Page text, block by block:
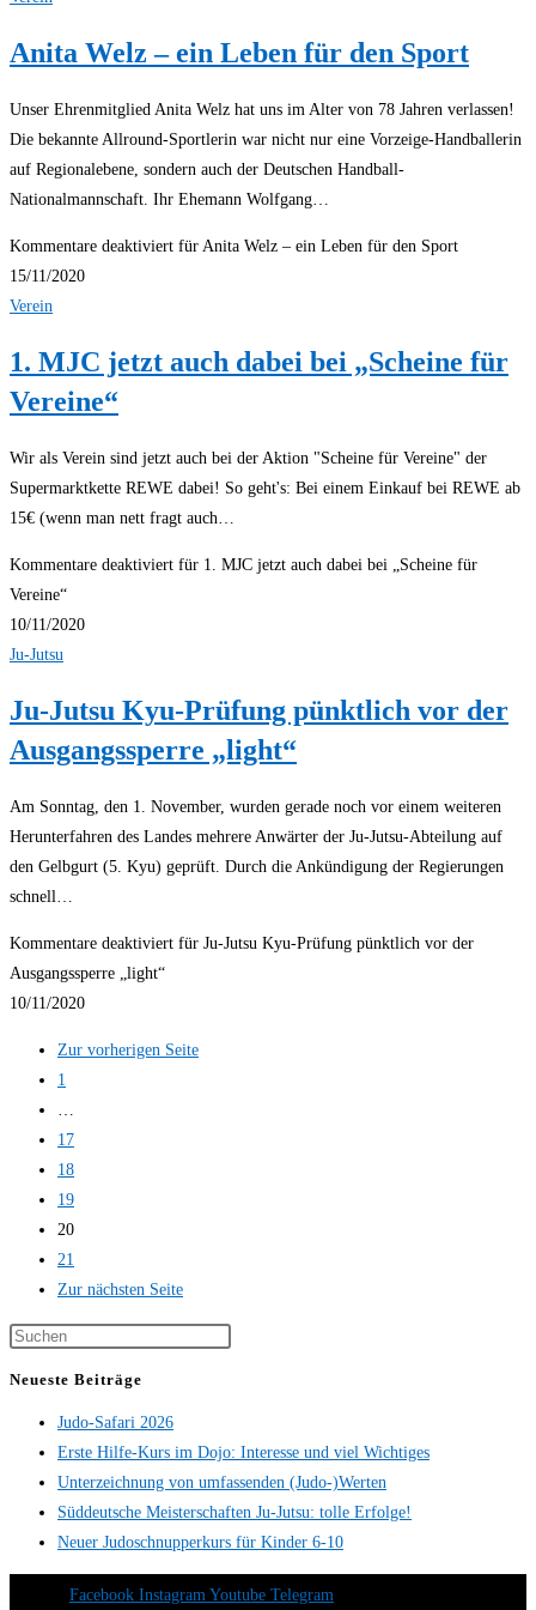
Anita Welz – ein Leben für den Sport
Unser Ehrenmitglied Anita Welz hat uns im Alter von 78 Jahren verlassen!
Die bekannte Allround-Sportlerin war nicht nur eine Vorzeige-Handballerin
auf Regionalebene, sondern auch der Deutschen Handball-
Nationalmannschaft. Ihr Ehemann Wolfgang…
Kommentare deaktiviert für Anita Welz – ein Leben für den Sport
15/11/2020
Verein
1. MJC jetzt auch dabei bei „Scheine für
Vereine“
Wir als Verein sind jetzt auch bei der Aktion "Scheine für Vereine" der
Supermarktkette REWE dabei! So geht's: Bei einem Einkauf bei REWE ab
15€ (wenn man nett fragt auch…
Kommentare deaktiviert für 1. MJC jetzt auch dabei bei „Scheine für
Vereine“
10/11/2020
Ju-Jutsu
Ju-Jutsu Kyu-Prüfung pünktlich vor der
Ausgangssperre „light“
Am Sonntag, den 1. November, wurden gerade noch vor einem weiteren
Herunterfahren des Landes mehrere Anwärter der Ju-Jutsu-Abteilung auf
den Gelbgurt (5. Kyu) geprüft. Durch die Ankündigung der Regierungen
schnell…
Kommentare deaktiviert für Ju-Jutsu Kyu-Prüfung pünktlich vor der
Ausgangssperre „light“
10/11/2020
Zur vorherigen Seite
1
17
18
19
20
21
Zur nächsten Seite
Neueste Beiträge
Judo-Safari 2026
Erste Hilfe-Kurs im Dojo: Interesse und viel Wichtiges
Unterzeichnung von umfassenden (Judo-)Werten
Süddeutsche Meisterschaften Ju-Jutsu: tolle Erfolge!
Neuer Judoschnupperkurs für Kinder 6-10
Facebook Instagram Youtube Telegram